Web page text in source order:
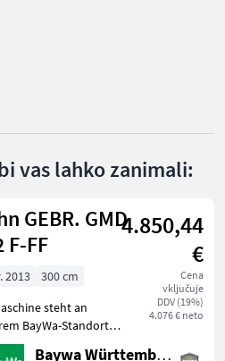
Mali
vas lahko zanimali:
GEBR. GMD
F-FF
4.850,44
€
Cena
vključuje
DDV (19%)
4.076 € neto
2013
300 cm
steht an
BayWa-Standort
88214
Baywa Württemberg